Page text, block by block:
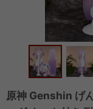
原神 Genshin げ